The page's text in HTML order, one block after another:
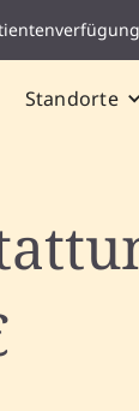
Standorte